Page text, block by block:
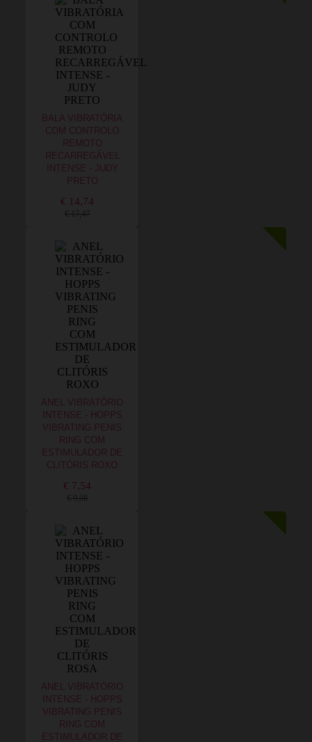
BALA VIBRATÓRIA
COM CONTROLO
REMOTO
RECARREGÁVEL
INTENSE - JUDY
PRETO
€ 14,74
€ 17,47
ANEL VIBRATÓRIO
INTENSE - HOPPS
VIBRATING PENIS
RING COM
ESTIMULADOR DE
CLITÓRIS ROXO
€ 7,54
€ 9,08
ANEL VIBRATÓRIO
INTENSE - HOPPS
VIBRATING PENIS
RING COM
ESTIMULADOR DE